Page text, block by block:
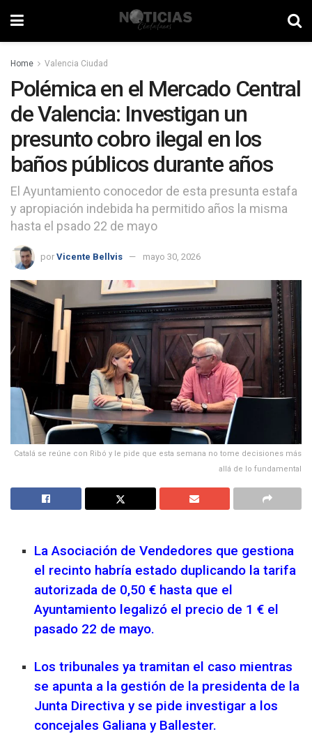
Home Valencia Ciudad
Polémica en el Mercado Central
de Valencia: Investigan un
presunto cobro ilegal en los
baños públicos durante años
El Ayuntamiento conocedor de esta presunta estafa
y apropiación indebida ha permitido años la misma
hasta el psado 22 de mayo
por Vicente Bellvis mayo 30, 2026
Catalá se reúne con Ribó y le pide que esta semana no tome decisiones más
allá de lo fundamental
La Asociación de Vendedores que gestiona
el recinto habría estado duplicando la tarifa
autorizada de 0,50 € hasta que el
Ayuntamiento legalizó el precio de 1 € el
pasado 22 de mayo.
Los tribunales ya tramitan el caso mientras
se apunta a la gestión de la presidenta de la
Junta Directiva y se pide investigar a los
concejales Galiana y Ballester.